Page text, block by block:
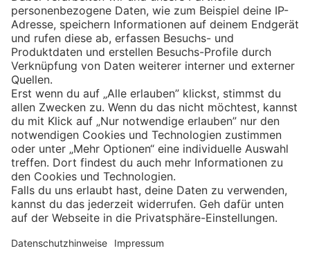
Eishockey
Impressum
Privatsphäre-Einstellungen